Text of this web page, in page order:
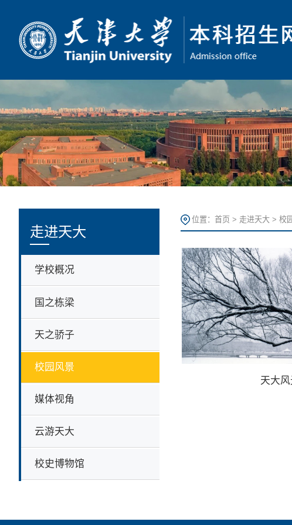
走进天大
学校概况
国之栋梁
天之骄子
校园风景
媒体视角
云游天大
校史博物馆
位置：首页 > 走进天大 >校
天大